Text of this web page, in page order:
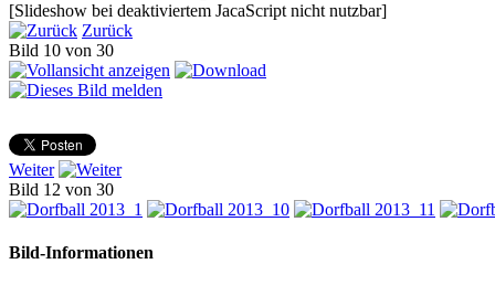
[Slideshow bei deaktiviertem JacaScript nicht nutzbar]
Zurück
Bild 10 von 30
Weiter
Bild 12 von 30
Bild-Informationen